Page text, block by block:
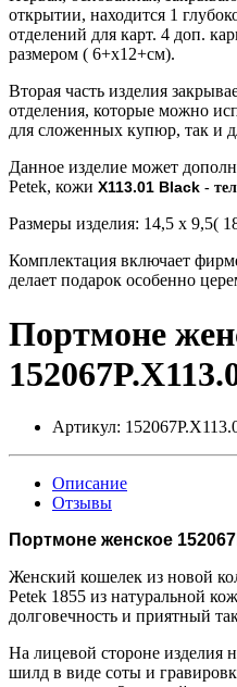
открытии, находится 1
отделений для карт. 4 доп.
размером ( 6+х12+см).
Вторая часть изделия
отделения, которые можно
для сложенных купюр, так и
Данное изделие может
Petek, кожи X113.01 Black -
Размеры изделия: 14,5 х 9,5(
Комплектация включает
делает подарок особенно
Портмоне
Артикул:
Описание
Отзывы
Портмоне женское
Женский кошелек из новой
Petek 1855 из натуральной
долговечность и приятный
На лицевой стороне изделия
шилд в виде соты и